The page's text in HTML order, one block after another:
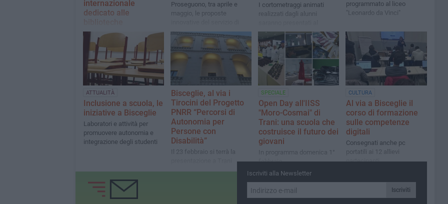
internazionale
dedicato alle
L’I.C. Don Uva-Cosmai ha
partecipato a “The Heart of
My School: My Library”
Proseguono, tra aprile e
maggio, le proposte
assistenza educativa
specialistica dell'Ambito
territoriale Trani-Bisceglie
I cortometraggi animati
realizzati dagli alunni
pubblico
programmato al liceo
"Leonardo da Vinci"
ATTUALITÀ
Inclusione a scuola, le
iniziative a Bisceglie
Laboratori e attività per
promuovere autonomia e
integrazione degli studenti
Bisceglie, al via i
Tirocini del Progetto
PNRR “Percorsi di
Autonomia per
Persone con
Disabilità”
Il 23 febbraio si terrà la
SPECIALE
Open Day all'IISS
"Moro-Cosmai" di
Trani: una scuola che
costruisce il futuro dei
giovani
In programma domenica 1°
febbraio
CULTURA
Al via a Bisceglie il
corso di formazione
sulle competenze
digitali
Consegnati anche pc
portatili ai 12 allievi
partecipanti
Iscriviti alla Newsletter
Iscriviti